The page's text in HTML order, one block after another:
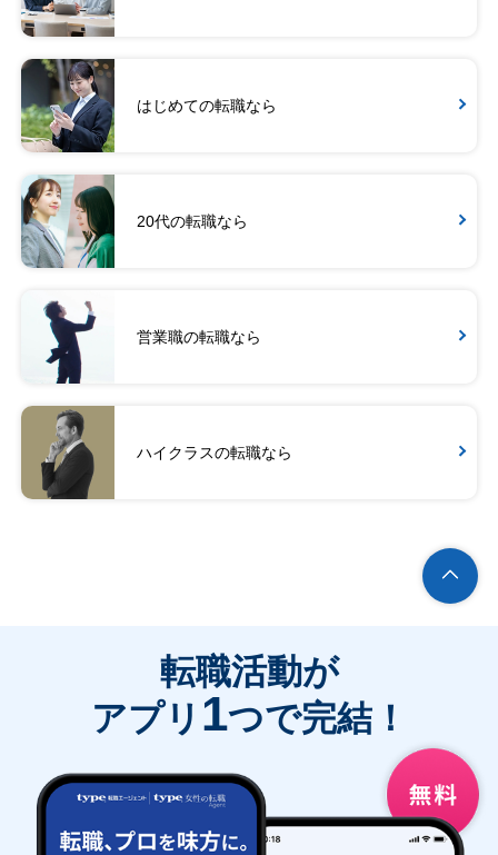
はじめての転職なら
20代の転職なら
営業職の転職なら
ハイクラスの転職なら
転職活動が
アプリ 1つで完結！